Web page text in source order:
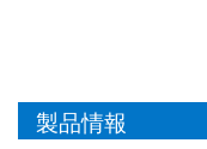
製品情報